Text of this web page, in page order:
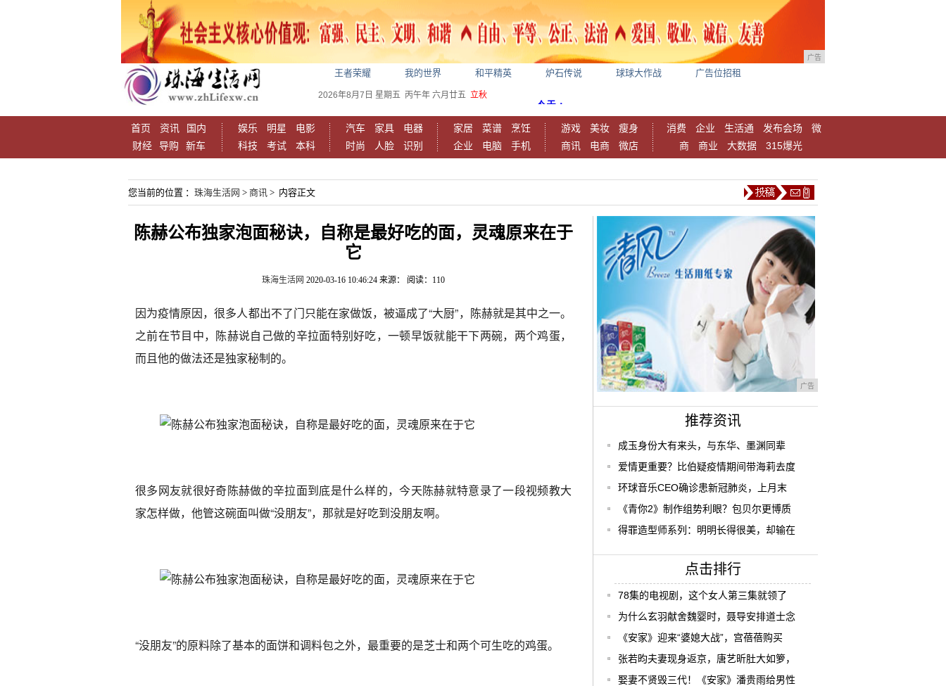
广告
王者荣耀 我的世界 和平精英 炉石传说 球球大作战 广告位招租
2026年8月7日 星期五 丙午年 六月廿五 立秋
首页 资讯
国内
财经
导购 新车
娱乐 明星
电影
科技
考试 本科
汽车 家具
电器
时尚
人脸 识别
家居 菜谱
烹饪
企业
电脑 手机
游戏 美妆
瘦身
商讯
电商 微店
消费 企业 生活通 发布会场
微
商
商业 大数据 315爆光
您当前的位置 ： 珠海生活网 > 商讯 > 内容正文
陈赫公布独家泡面秘诀，自称是最好吃的面，灵魂原来在于
它
珠海生活网 2020-03-16 10:46:24 来源： 阅读：110
因为疫情原因，很多人都出不了门只能在家做饭，被逼成了“大厨”，陈赫就是其中之一。
之前在节目中，陈赫说自己做的辛拉面特别好吃，一顿早饭就能干下两碗，两个鸡蛋，
而且他的做法还是独家秘制的。
很多网友就很好奇陈赫做的辛拉面到底是什么样的，今天陈赫就特意录了一段视频教大
家怎样做，他管这碗面叫做“没朋友”，那就是好吃到没朋友啊。
“没朋友”的原料除了基本的面饼和调料包之外，最重要的是芝士和两个可生吃的鸡蛋。
广告
推荐资讯
​成玉身份大有来头，与东华、墨渊同辈
爱情更重要？比伯疑疫情期间带海莉去度
环球音乐CEO确诊患新冠肺炎，上月末
《青你2》制作组势利眼？包贝尔更博质
得罪造型师系列：明明长得很美，却输在
点击排行
78集的电视剧，这个女人第三集就领了
为什么玄羽献舍魏婴时，聂导安排道士念
《安家》迎来“婆媳大战”，宫蓓蓓购买
张若昀夫妻现身返京，唐艺昕肚大如箩，
娶妻不贤毁三代！《安家》潘贵雨给男性